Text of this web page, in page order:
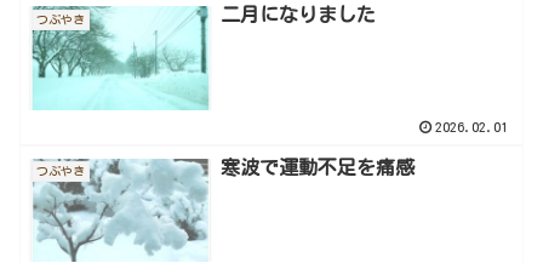
つぶやき 二月になりました
2026.02.01
つぶやき 寒波で運動不足を痛感